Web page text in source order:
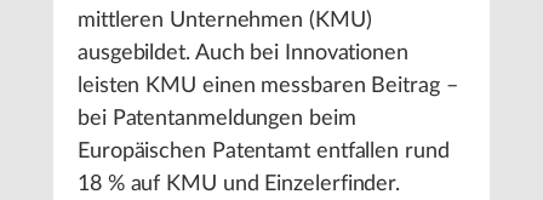
mittleren Unternehmen (KMU)
ausgebildet. Auch bei Innovationen
leisten KMU einen messbaren Beitrag –
bei Patentanmeldungen beim
Europäischen Patentamt entfallen rund
18 % auf KMU und Einzelerfinder.